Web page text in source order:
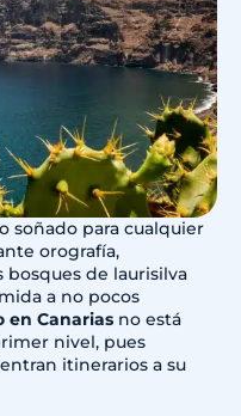
soñado para cualquier
orografía,
de laurisilva
a no pocos
en Canarias no está
nivel, pues
itinerarios a su